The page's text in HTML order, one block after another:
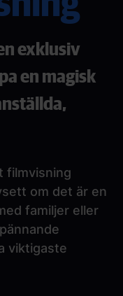
exklusiv
en magisk
filmvisning
om det är en
familjer eller
viktigaste